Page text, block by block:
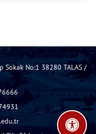
Sokak No:1 38280 TALAS /